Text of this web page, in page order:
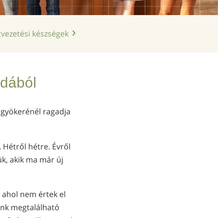
kínai
készségek
ragadja
Hétről hétre. Évről
akik ma már új
nem értek el
megtalálható